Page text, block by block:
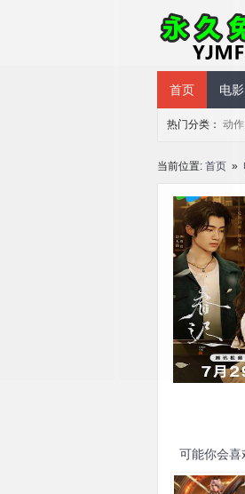
永久免费视频
首页 电影
热门分类： 动
当前位置: 首页 »
可能你会喜